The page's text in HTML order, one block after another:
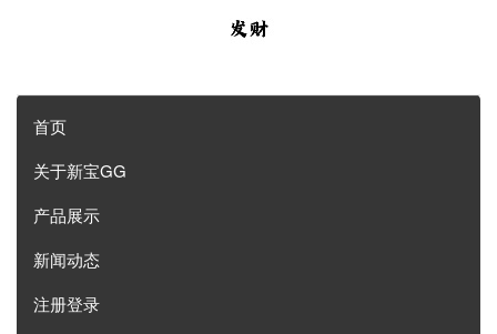
首页
关于新宝GG
产品展示
新闻动态
注册登录